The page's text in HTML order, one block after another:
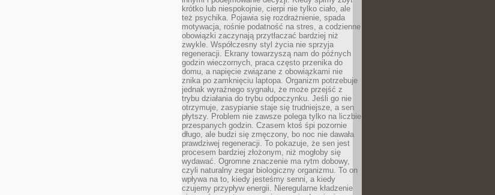
krótko lub niespokojnie, cierpi nie tylko ciało, ale
też psychika. Pojawia się rozdrażnienie, spada
motywacja, rośnie podatność na stres, a codzienne
obowiązki zaczynają przytłaczać bardziej niż
zwykle. Współczesny styl życia nie sprzyja
regeneracji. Ekrany towarzyszą nam do późnych
godzin wieczornych, praca często przenika do
domu, a napięcie związane z obowiązkami nie
znika po zamknięciu laptopa. Organizm potrzebuje
jednak wyraźnego sygnału, że może przejść z
trybu działania do trybu odpoczynku. Jeśli go nie
otrzymuje, zasypianie staje się trudniejsze, a sen
płytszy. Problem nie zawsze polega tylko na liczbie
przespanych godzin. Czasem ktoś śpi pozornie
długo, ale budzi się zmęczony, bo noc nie dawała
prawdziwej regeneracji. To pokazuje, że sen jest
procesem bardziej złożonym, niż mogłoby się
wydawać. Ogromne znaczenie ma rytm dobowy,
czyli naturalny zegar biologiczny organizmu. To on
wpływa na to, kiedy jesteśmy senni, a kiedy
czujemy przypływ energii. Nieregularne kładzenie